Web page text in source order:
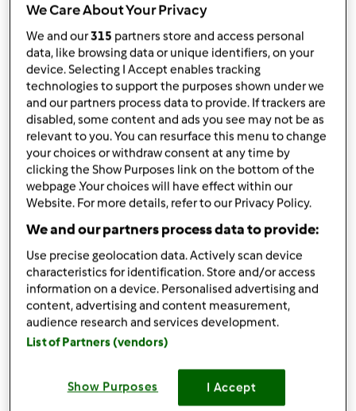
600gsurowych ziemniaków, obrane, pokrojone
500ggotowanych ziemniaków
200g mąki ziemniaczanej
1 żółtko
1/2łyżeczkisoli
Farsz:
250gmięsa gotowanego ( np. z rosołu)
250gpieczarek,obrane
1cebula,obrana, pokrojona na ćwiartki
1 łyżka masła
do smaku: sól, pieprz, przyprawa uniwersalna
Lista zakupów
We Care About Your Privacy
We and our315 partners store and access personal
data, like browsing data or unique identifiers, on your
device. Selecting I Accept enables tracking
technologies to support the purposes shown under we
and our partners process data to provide. If trackers are
disabled, some content and ads you see may not be as
relevant to you. You can resurface this menu to change
your choices or withdraw consent at any time by
clicking the Show Purposes link on the bottom of the
webpage .Your choices will have effect within our
Website. For more details, refer to our Privacy Policy.
We and our partners process data to provide:
Use precise geolocation data. Actively scan device
characteristics for identification. Store and/or access
information on a device. Personalised advertising and
content, advertising and content measurement,
audience research and services development.
List of Partners (vendors)
Show Purposes I Accept